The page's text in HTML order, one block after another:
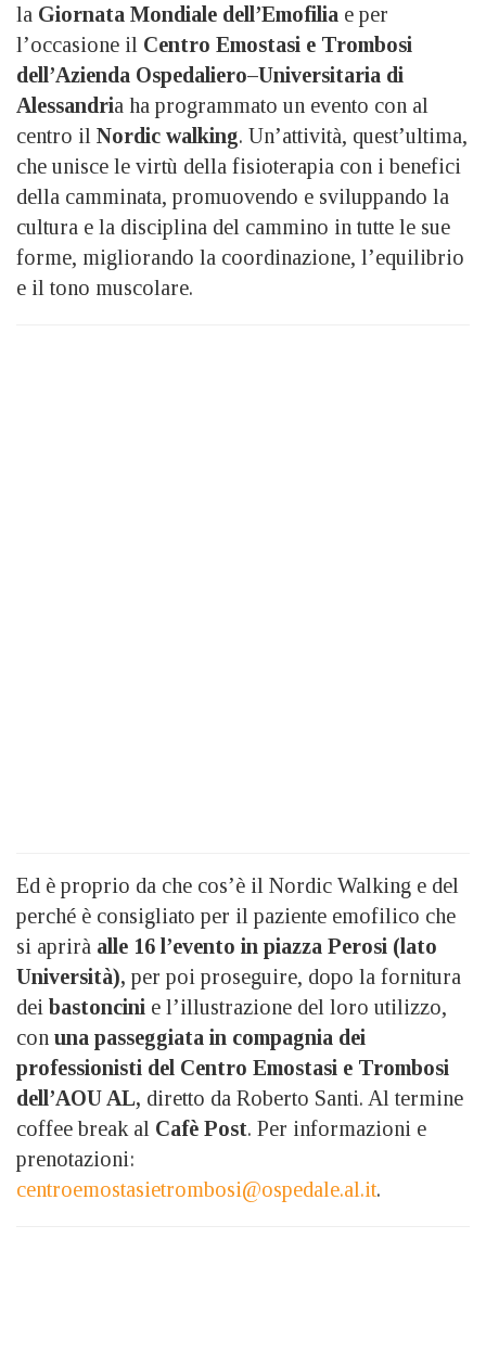
la Giornata Mondiale dell’Emofilia e per
l’occasione il Centro Emostasi e Trombosi
dell’Azienda Ospedaliero–Universitaria di
Alessandria ha programmato un evento con al
centro il Nordic walking. Un’attività, quest’ultima,
che unisce le virtù della fisioterapia con i benefici
della camminata, promuovendo e sviluppando la
cultura e la disciplina del cammino in tutte le sue
forme, migliorando la coordinazione, l’equilibrio
e il tono muscolare.
Ed è proprio da che cos’è il Nordic Walking e del
perché è consigliato per il paziente emofilico che
si aprirà alle 16 l’evento in piazza Perosi (lato
Università), per poi proseguire, dopo la fornitura
dei bastoncini e l’illustrazione del loro utilizzo,
con una passeggiata in compagnia dei
professionisti del Centro Emostasi e Trombosi
dell’AOU AL, diretto da Roberto Santi. Al termine
coffee break al Cafè Post. Per informazioni e
prenotazioni:
centroemostasietrombosi@ospedale.al.it.